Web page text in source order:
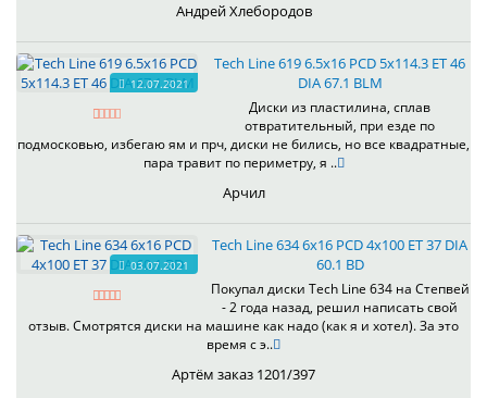
Андрей Хлебородов
12.07.2021
Tech Line 619 6.5x16 PCD 5x114.3 ET 46
DIA 67.1 BLM
Диски из пластилина, сплав
отвратительный, при езде по
подмосковью, избегаю ям и прч, диски не бились, но все квадратные,
пара травит по периметру, я ..
Арчил
03.07.2021
Tech Line 634 6x16 PCD 4x100 ET 37 DIA
60.1 BD
Покупал диски Tech Line 634 на Степвей
- 2 года назад, решил написать свой
отзыв. Смотрятся диски на машине как надо (как я и хотел). За это
время с э..
Артём заказ 1201/397